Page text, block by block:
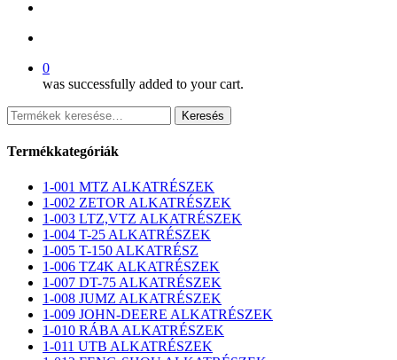
0
was successfully added to your cart.
Keresés
a
következőre:
Keresés
Termékkategóriák
1-001 MTZ ALKATRÉSZEK
1-002 ZETOR ALKATRÉSZEK
1-003 LTZ,VTZ ALKATRÉSZEK
1-004 T-25 ALKATRÉSZEK
1-005 T-150 ALKATRÉSZ
1-006 TZ4K ALKATRÉSZEK
1-007 DT-75 ALKATRÉSZEK
1-008 JUMZ ALKATRÉSZEK
1-009 JOHN-DEERE ALKATRÉSZEK
1-010 RÁBA ALKATRÉSZEK
1-011 UTB ALKATRÉSZEK